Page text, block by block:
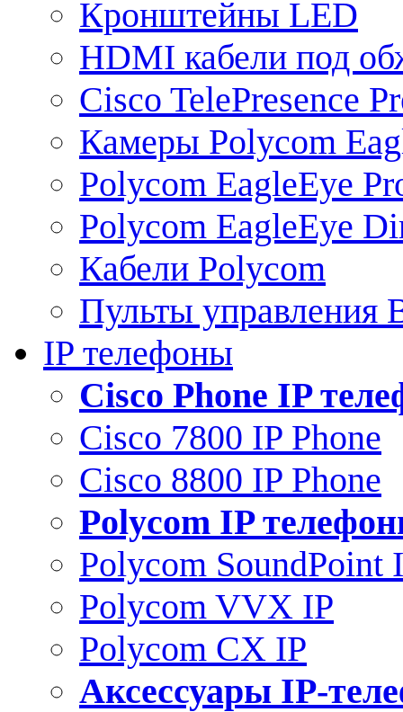
Кронштейны LED
HDMI кабели под
Cisco TelePresence
Камеры Polycom
Polycom EagleEye
Polycom EagleEye
Кабели Polycom
Пульты управления
IP телефоны
Сisco Phone IP
Cisco 7800 IP Phone
Cisco 8800 IP Phone
Polycom IP
Polycom SoundPoint
Polycom VVX IP
Polycom CX IP
Аксессуары IP-